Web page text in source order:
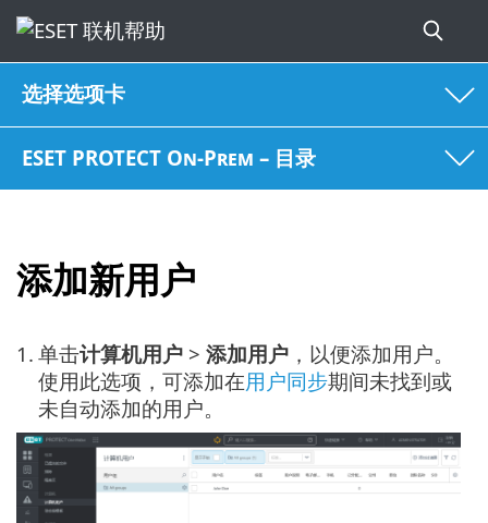
选择选项卡
ESET PROTECT On-Prem – 目录
添加新用户
1. 单击计算机用户 > 添加用户 ，以便添加用户。
使用此选项，可添加在用户同步期间未找到或
未自动添加的用户。